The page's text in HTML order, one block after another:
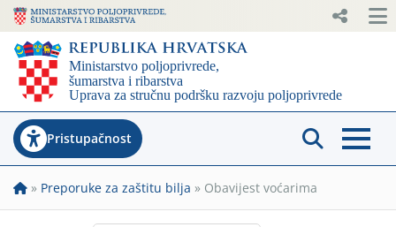
Pristupačnost
» Preporuke za zaštitu bilja » Obavijest voćarima